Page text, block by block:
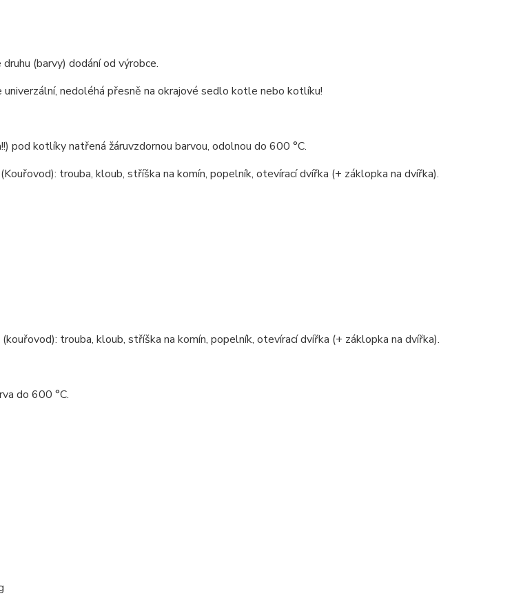
(barvy) dodání od výrobce.
nedoléhá přesně na okrajové sedlo kotle nebo kotlíku!
pod kotlíky natřená žáruvzdornou barvou, odolnou do 600 °C.
trouba, kloub, stříška na komín, popelník, otevírací dvířka (+ záklopka na dvířka).
trouba, kloub, stříška na komín, popelník, otevírací dvířka (+ záklopka na dvířka).
do 600 °C.